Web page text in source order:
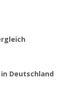
Deutschland